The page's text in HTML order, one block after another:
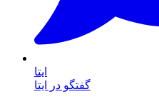
ایتا
گفتگو در ایتا